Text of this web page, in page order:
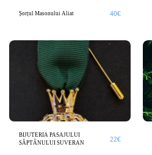
Șorțul Masonului Aliat 40€
BIJUTERIA PASAJULUI
SĂPTĂNULUI SUVERAN
22€